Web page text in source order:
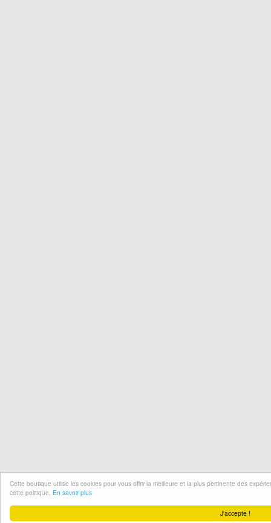
J'accepte !
Cette boutique utilise les cookies pour vous offrir la meilleure et la plus pertinente des
cette politique. En savoir plus